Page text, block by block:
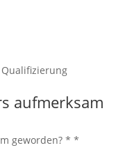
aufmerksam
geworden? * *